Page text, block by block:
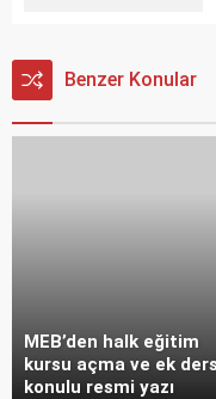
Benzer Konular
MEB’den halk eğitim
kursu açma ve ek ders
konulu resmi yazı